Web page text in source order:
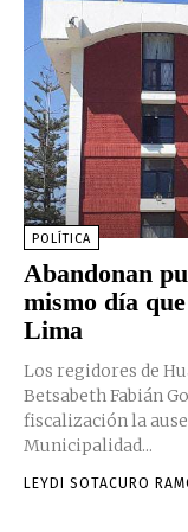
POLÍTICA
Abandonan
mismo día
Lima
Los regidores de
Betsabeth Fabián
fiscalización la
Municipalidad...
LEYDI SOTACURO